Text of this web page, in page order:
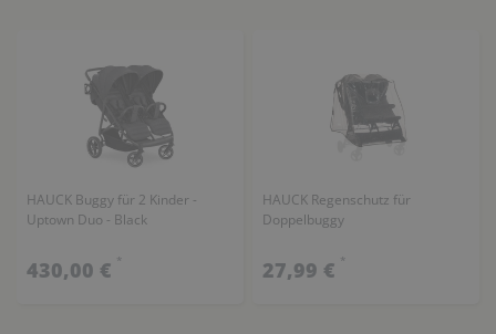
HAUCK Buggy für 2 Kinder -
Uptown Duo - Black
430,00 € *
HAUCK Regenschutz für
Doppelbuggy
27,99 € *